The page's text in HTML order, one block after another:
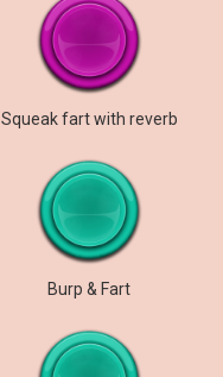
Squeak fart with reverb
Burp & Fart